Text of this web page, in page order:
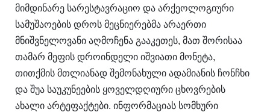
მიმდინარე სარესტავრაციო და არქეოლოგიური
სამუშაოების დროს მეცნიერებმა არაერთი
მნიშვნელოვანი აღმოჩენა გააკეთეს, მათ შორისაა
თამარ მეფის დროინდელი იშვიათი მონეტა,
თითქმის მთლიანად შემონახული ადამიანის ჩონჩხი
და შუა საუკუნეების ყოველდღიური ცხოვრების
ახალი არტეფაქტები. ინფორმაციას სომხური